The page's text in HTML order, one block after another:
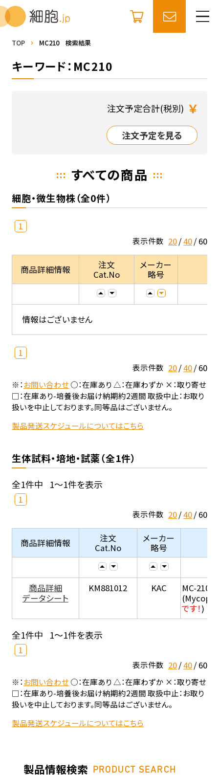
TOP MC210 検索結果
キーワード：MC210
注文予定合計(税別) ￥
注文予定を見る
すべての商品
細胞・微生物株（全0件）
1
表示件数 20 40 60
商品詳細情報
注文
Cat.No
メーカー
略号
情報はございません
1
表示件数 20 40 60
※：お問い合わせ○：在庫あり △：在庫わずか ×：取り寄せ
□：在庫あり-培養後お届け納期約2週間 取扱中止：お取り
扱いを中止しております。同等品はございません。
製品発送スケジュールについてはこちら
生体試料・培地・試薬（全1件）
全1件中 1～1件を表示
1
表示件数 20 40 60
商品詳細情報
注文
Cat.No
メーカー
略号
商品詳細
データシート
KM881012 KAC
MC-210 (
です！)
全1件中 1～1件を表示
1
表示件数 20 40 60
※：お問い合わせ○：在庫あり △：在庫わずか ×：取り寄せ
□：在庫あり-培養後お届け納期約2週間 取扱中止：お取り
扱いを中止しております。同等品はございません。
製品発送スケジュールについてはこちら
製品情報検索 PRODUCT SEARCH